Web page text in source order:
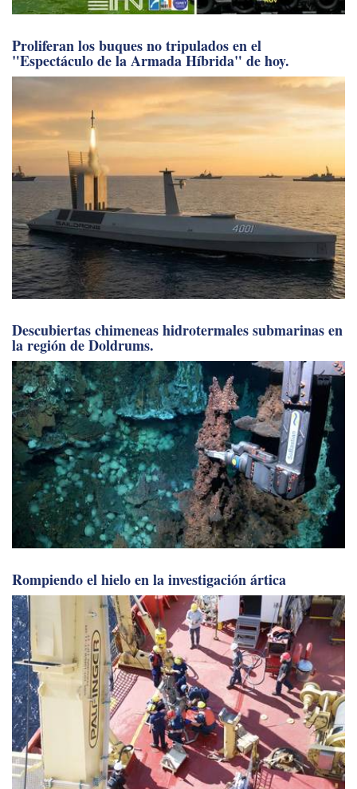
Proliferan los buques no tripulados en el
"Espectáculo de la Armada Híbrida" de hoy.
Descubiertas chimeneas hidrotermales submarinas en
la región de Doldrums.
Rompiendo el hielo en la investigación ártica